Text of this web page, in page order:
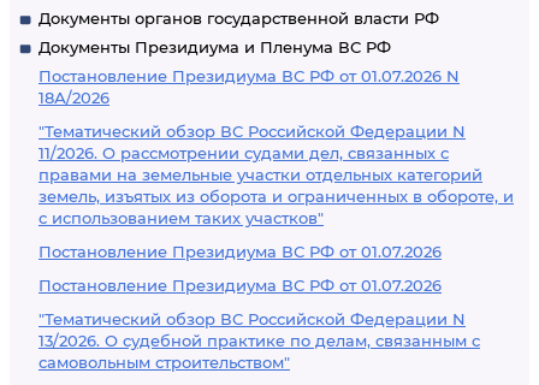
Документы органов государственной власти РФ
Документы Президиума и Пленума ВС РФ
Постановление Президиума ВС РФ от 01.07.2026 N
18А/2026
"Тематический обзор ВС Российской Федерации N
11/2026. О рассмотрении судами дел, связанных с
правами на земельные участки отдельных категорий
земель, изъятых из оборота и ограниченных в обороте, и
с использованием таких участков"
Постановление Президиума ВС РФ от 01.07.2026
Постановление Президиума ВС РФ от 01.07.2026
"Тематический обзор ВС Российской Федерации N
13/2026. О судебной практике по делам, связанным с
самовольным строительством"